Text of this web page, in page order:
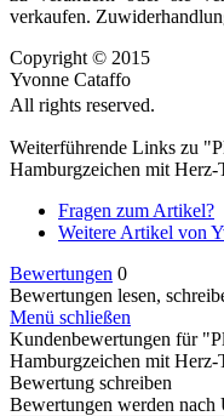
verkaufen.
Copyright © 2015
Yvonne Cataffo
All rights reserved.
Weiterführende Links zu
Hamburgzeichen mit Herz-
Fragen zum Artikel?
Weitere Artikel von
Bewertungen 0
Bewertungen lesen,
Menü schließen
Kundenbewertungen für
Hamburgzeichen mit Herz-
Bewertung schreiben
Bewertungen werden nach